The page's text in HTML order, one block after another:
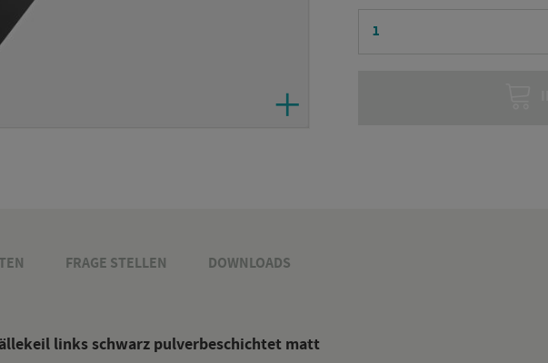
FRAGE STEL­LEN DOWN­LOADS
links schwarz pul­ver­be­schich­tet matt